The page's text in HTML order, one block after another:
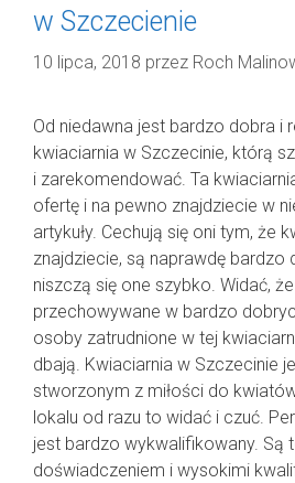
w Szczecienie
10 lipca, 2018 przez Roch
Od niedawna jest bardzo dobra i
kwiaciarnia w Szczecinie, którą
i zarekomendować. Ta
ofertę i na pewno znajdziecie w
artykuły. Cechują się oni tym, że
znajdziecie, są naprawdę bardzo
niszczą się one szybko. Widać,
przechowywane w bardzo
osoby zatrudnione w tej
dbają. Kwiaciarnia w Szczecinie
stworzonym z miłości do
lokalu od razu to widać i czuć.
jest bardzo wykwalifikowany. Są
doświadczeniem i wysokimi